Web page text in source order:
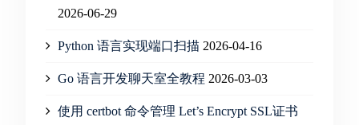
2026-06-29
Python 语言实现端口扫描 2026-04-16
Go 语言开发聊天室全教程 2026-03-03
使用 certbot 命令管理 Let’s Encrypt SSL证书